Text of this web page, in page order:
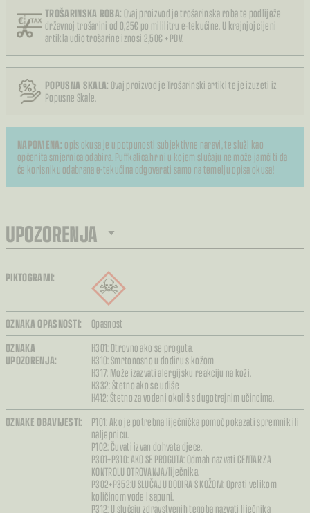
TROŠARINSKA ROBA: Ovaj proizvod je trošarinska roba te podliježe
državnoj trošarini od 0,25€ po mililitru e-tekućine. U krajnjoj cijeni
artikla udio trošarine iznosi 2,50€ + PDV.
POPUSNA SKALA: Ovaj proizvod je Trošarinski artikl te je izuzeti iz
Popusne Skale.
NAPOMENA: opis okusa je u potpunosti subjektivne naravi, te služi kao
općenita smjernica odabira. Puffkalica.hr ni u kojem slučaju ne može jamčiti da
će korisniku odabrana e-tekućina odgovarati samo na temelju opisa okusa!
UPOZORENJA
PIKTOGRAMI:
OZNAKA OPASNOSTI:
Opasnost
OZNAKA
UPOZORENJA:
H301: Otrovno ako se proguta.
H310: Smrtonosno u dodiru s kožom
H317: Može izazvati alergijsku reakciju na koži.
H332: Štetno ako se udiše
H412: Štetno za vodeni okoliš s dugotrajnim učincima.
OZNAKE OBAVIJESTI:
P101: Ako je potrebna liječnička pomoć pokazati spremnik ili
naljepnicu.
P102: Čuvati izvan dohvata djece.
P301+P310: AKO SE PROGUTA: Odmah nazvati CENTAR ZA
KONTROLU OTROVANJA/liječnika.
P302+P352:U SLUČAJU DODIRA S KOŽOM: Oprati velikom
količinom vode i sapuni.
P312: U slučaju zdravstvenih tegoba nazvati liječnika